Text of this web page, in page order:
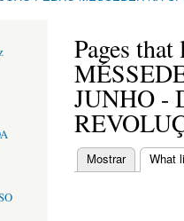
Pages
JUNHO -
Separadores
Mostrar What